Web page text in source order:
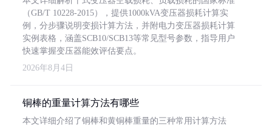
（GB/T 10228-2015），提供1000kVA变压器损耗计算实
例，分步骤说明变损计算方法，并附电力变压器损耗计算
实例表格，涵盖SCB10/SCB13等常见型号参数，指导用户
快速掌握变压器能效评估要点。
2026年8月4日
铜棒的重量计算方法有哪些
本文详细介绍了铜棒和黄铜棒重量的三种常用计算方法